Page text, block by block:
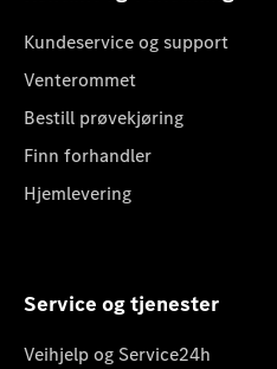
Kundeservice og support
Venterommet
Bestill prøvekjøring
Finn forhandler
Hjemlevering
Service og tjenester
Veihjelp og Service24h